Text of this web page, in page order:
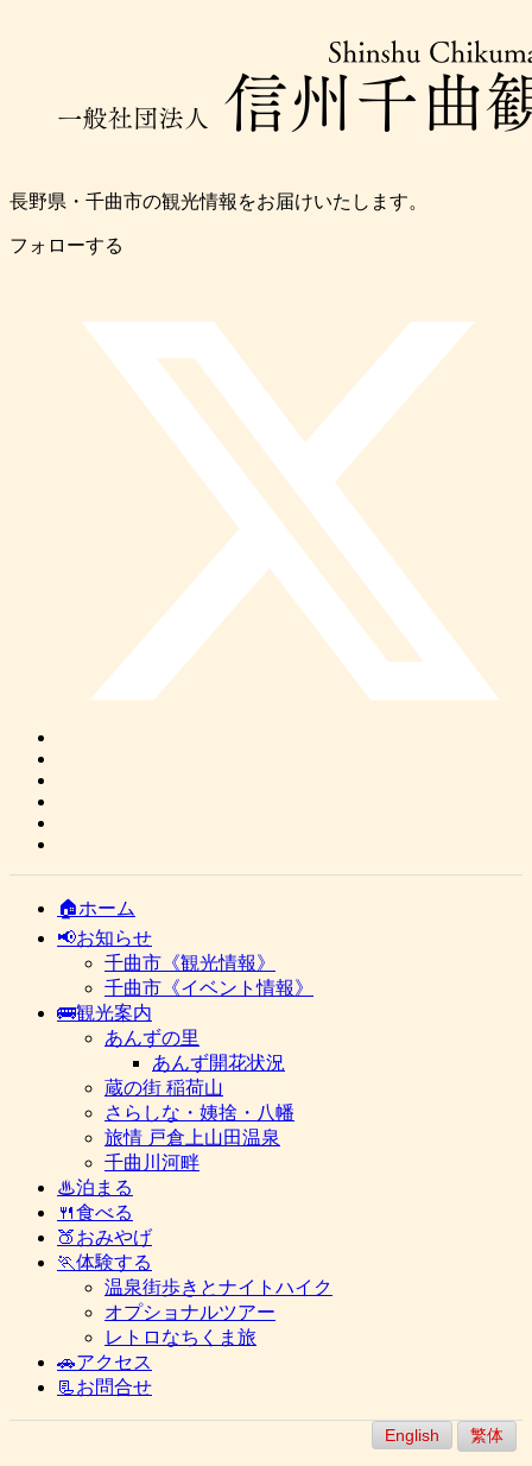
長野県・千曲市の観光情報をお届けいたします。
フォローする
🏠ホーム
📢お知らせ
千曲市《観光情報》
千曲市《イベント情報》
🚌観光案内
あんずの里
あんず開花状況
蔵の街 稲荷山
さらしな・姨捨・八幡
旅情 戸倉上山田温泉
千曲川河畔
♨泊まる
🍴食べる
🍑おみやげ
🏃体験する
温泉街歩きとナイトハイク
オプショナルツアー
レトロなちくま旅
🚗アクセス
📃お問合せ
English 繁体